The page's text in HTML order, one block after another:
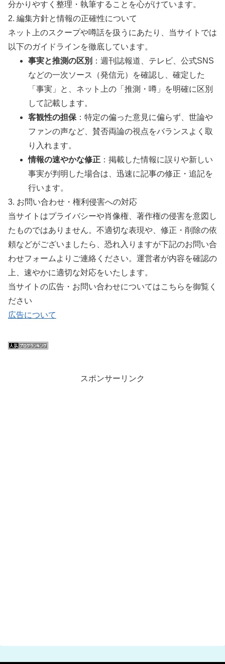
分かりやすく整理・執筆することを心がけています。
2. 編集方針と情報の正確性について
ネット上のスクープや噂話を扱うにあたり、当サイトでは
以下のガイドラインを徹底しています。
事実と推測の区別 ：週刊誌報道、テレビ、公式SNS
などの一次ソース（発信元）を確認し、確定した
「事実」と、ネット上の「推測・噂」を明確に区別
して記載します。
客観性の担保 ：特定の偏った意見に偏らず、世論や
ファンの声など、賛否両論の視点をバランスよく取
り入れます。
情報の速やかな修正 ：掲載した情報に誤りや新しい
事実が判明した場合は、迅速に記事の修正・追記を
行います。
3. お問い合わせ・権利侵害への対応
当サイトはプライバシーや肖像権、著作権の侵害を意図し
たものではありません。不適切な表現や、修正・削除の依
頼などがございましたら、恐れ入りますが下記のお問い合
わせフォームよりご連絡ください。運営者が内容を確認の
上、速やかに適切な対応をいたします。
当サイトの広告・お問い合わせについてはこちらを御覧く
ださい
広告について
スポンサーリンク